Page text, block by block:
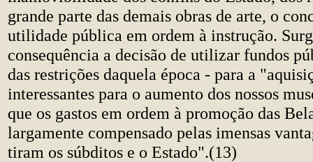
grande parte das demais obras de arte, o
utilidade pública em ordem à instrução.
consequência a decisão de utilizar fundos
das restrições daquela época - para a
interessantes para o aumento dos nossos
que os gastos em ordem à promoção das
largamente compensado pelas imensas
tiram os súbditos e o Estado".(13)